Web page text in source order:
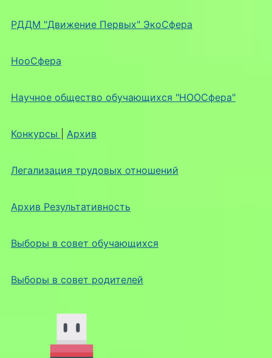
РДДМ "Движение Первых" ЭкоСфера
НооСфера
Научное общество обучающихся "НООСфера"
Конкурсы Архив
Легализация трудовых отношений
Архив Результативность
Выборы в совет обучающихся
Выборы в совет родителей